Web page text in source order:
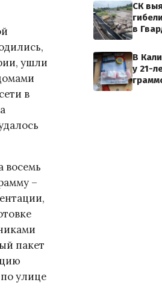
ушли
в
восемь
–
пакет
по улице
СК
в
В
у 21-